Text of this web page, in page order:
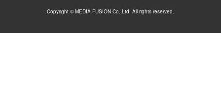
Copyright © MEDIA FUSION Co.,Ltd. All rights reserved.